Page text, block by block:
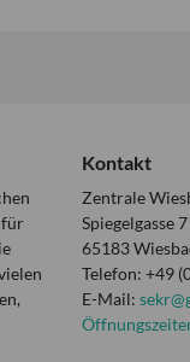
für
Kontakt
Zentrale
Spiegelgasse 7
65183
Telefon: +49
E-Mail: